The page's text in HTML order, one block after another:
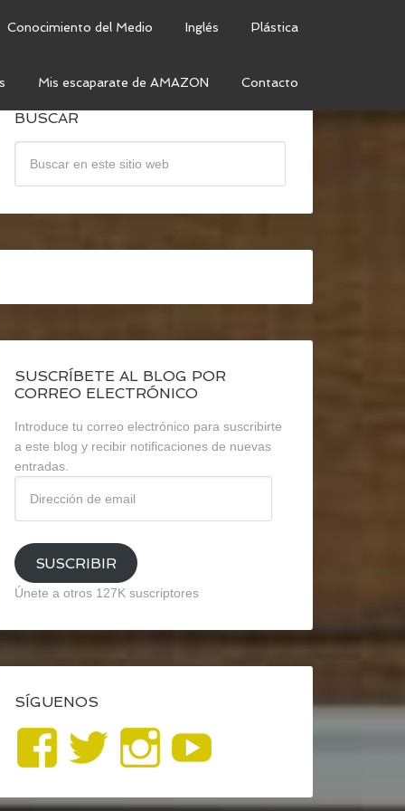
Conocimiento del Medio Inglés Plástica
Mis escaparate de AMAZON Contacto
BUSCAR
SUSCRÍBETE AL BLOG POR
CORREO ELECTRÓNICO
Introduce tu correo electrónico para suscribirte
a este blog y recibir notificaciones de nuevas
entradas.
email
SUSCRIBIR
Únete a otros 127K suscriptores
SÍGUENOS
Ver
perfil
Ver
perfil
Ver
perfil